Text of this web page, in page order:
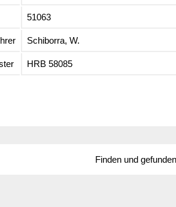
51063
Schiborra, W.
HRB 58085
Finden und